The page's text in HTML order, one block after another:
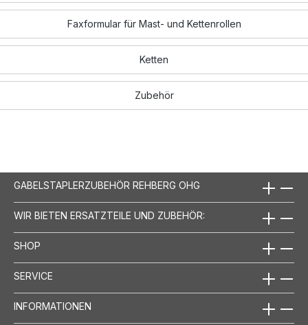
Faxformular für Mast- und Kettenrollen
Ketten
Zubehör
GABELSTAPLERZUBEHÖR REHBERG OHG
WIR BIETEN ERSATZTEILE UND ZUBEHÖR:
SHOP
SERVICE
INFORMATIONEN